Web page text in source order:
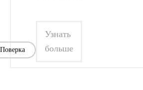
Узнать
больше
Поверка